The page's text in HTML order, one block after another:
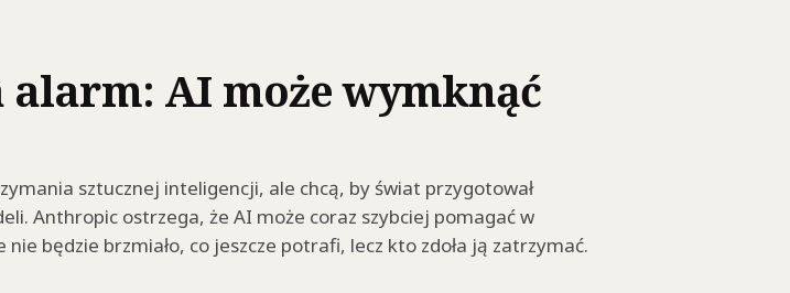
alarm: AI może wymknąć
sztucznej inteligencji, ale chcą, by świat przygotował
Anthropic ostrzega, że AI może coraz szybciej pomagać w
będzie brzmiało, co jeszcze potrafi, lecz kto zdoła ją zatrzymać.